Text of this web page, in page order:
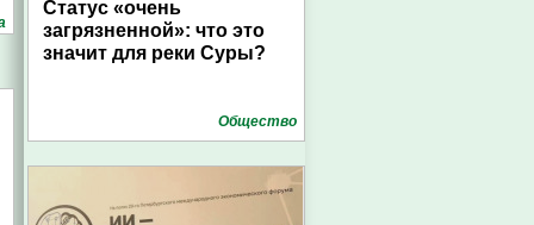
Статус «очень
загрязненной»: что это
значит для реки Суры?
Общество